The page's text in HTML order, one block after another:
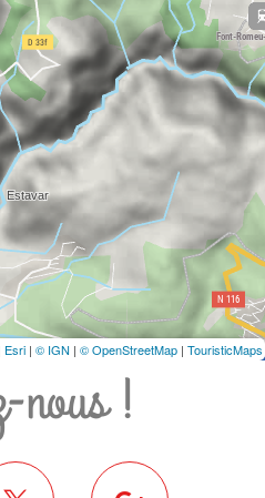
Esri | © IGN | © OpenStreetMap | TouristicMaps
nous !